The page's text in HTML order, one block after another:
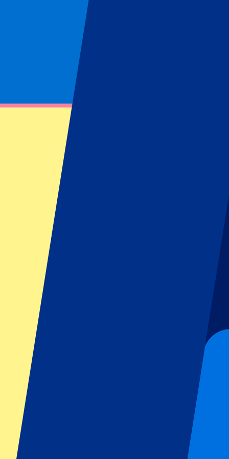
Anthony Joshua vs Tyson Fury
Datum en locatie worden nog aangekondigd
Twee zwaargewichten die elkaar treffen in een van de grootste
Anthony Joshua vs Tyson Fury (DATE AND VENUE TO BE
21 november 2026, 18:00
Minder Details
Tickets binnenkort beschikbaar...
Anthony Joshua vs Tyson Fury (DATE AND VENUE TO BE
21 november 2026, 18:00
Boksen | Wembley Boxing
London, Verenigd Koninkrijk
Wembley
Tickets binnenkort beschikbaar...
Aanmelden voor ticket updates?
Schrijf je nu in!
1 van 1 evenement gezien
Footer menu
Topclubs
Liverpool